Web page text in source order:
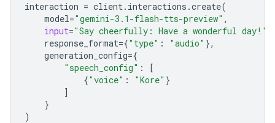
interaction = client. interactions .create(
model="gemini-3.1-flash-tts-preview" ,
input="Say cheerfully: Have a wonderful day!"
response_format={"type" : "audio" },
generation_config={
"speech_config" :
[
{"voice" : "Kore" }
]
}
)